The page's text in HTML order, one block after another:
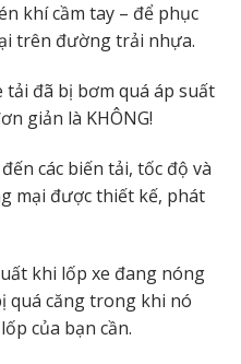
khí cầm tay – để phục
trên đường trải nhựa.
tải đã bị bơm quá áp suất
giản là KHÔNG!
các biến tải, tốc độ và
mại được thiết kế, phát
khi lốp xe đang nóng
quá căng trong khi nó
của bạn cần.